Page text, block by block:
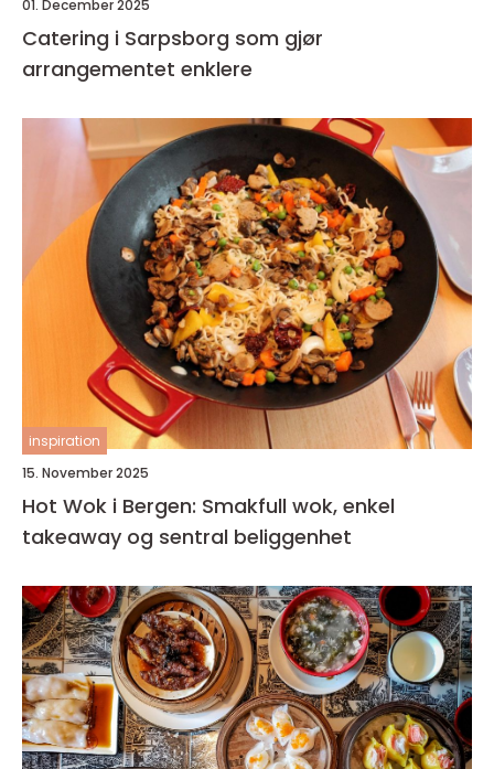
01. December 2025
Catering i Sarpsborg som gjør
arrangementet enklere
inspiration
15. November 2025
Hot Wok i Bergen: Smakfull wok, enkel
takeaway og sentral beliggenhet